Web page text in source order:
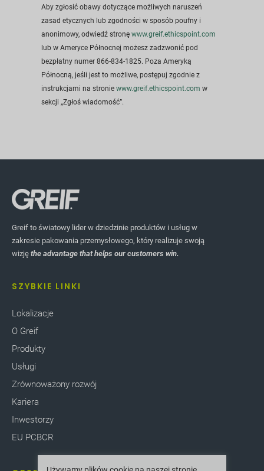
Aby zgłosić obawy dotyczące możliwych naruszeń
zasad etycznych lub zgodności w sposób poufny i
anonimowy, odwiedź stronę www.greif.ethicspoint.com
lub w Ameryce Północnej możesz zadzwonić pod
bezpłatny numer 866-834-1825. Poza Ameryką
Północną, jeśli jest to możliwe, postępuj zgodnie z
instrukcjami na stronie www.greif.ethicspoint.com w
sekcji „Zgłoś wiadomość”.
Greif to światowy lider w dziedzinie produktów i usług w
zakresie pakowania przemysłowego, który realizuje swoją
wizję the advantage that helps our customers win.
SZYBKIE LINKI
Lokalizacje
O Greif
Produkty
Usługi
Zrównoważony rozwój
Kariera
Inwestorzy
EU PCBCR